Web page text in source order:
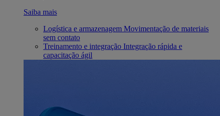
Saiba mais
Logística e armazenagem Movimentação de materiais
sem contato
Treinamento e integração Integração rápida e
capacitação ágil